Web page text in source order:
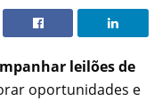
leilões de
oportunidades e